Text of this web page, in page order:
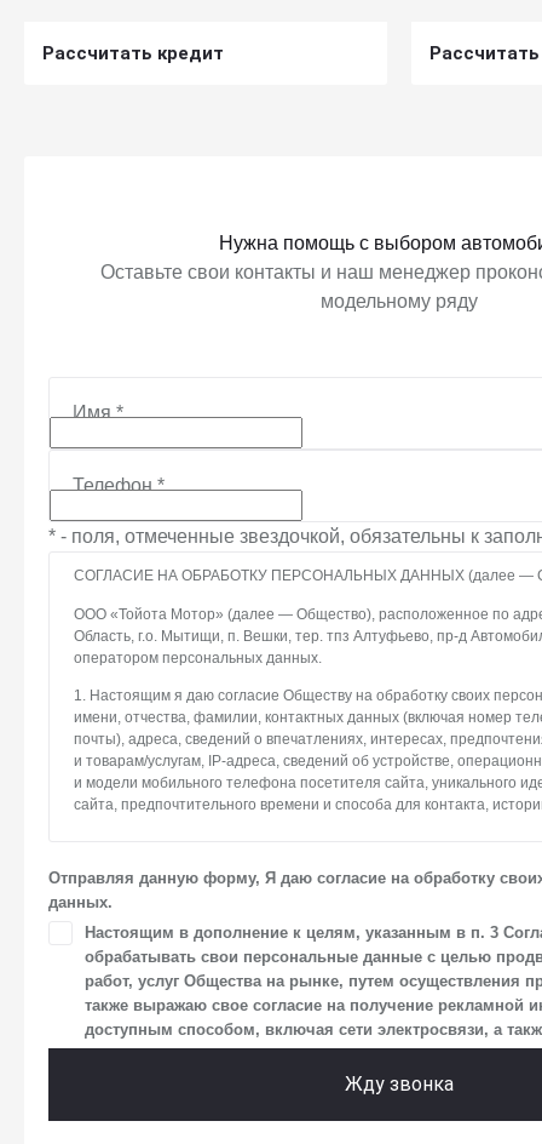
Рассчитать кредит
Нужна помощь с выбором
Оставьте свои контакты и наш менеджер
модельному ряду
Имя*
Телефон*
* - поля, отмеченные звездочкой, обязательны к
СОГЛАСИЕ НА ОБРАБОТКУ ПЕРСОНАЛЬНЫХ ДАННЫХ (далее —
ООО «Тойота Мотор» (далее — Общество), расположенное по
Область, г.о. Мытищи, п. Вешки, тер. тпз Алтуфьево, пр-д
оператором персональных данных.
1. Настоящим я даю согласие Обществу на обработку своих
имени, отчества, фамилии, контактных данных (включая номер
почты), адреса, сведений о впечатлениях, интересах,
и товарам/услугам, IP-адреса, сведений об устройстве,
и модели мобильного телефона посетителя сайта, уникального
сайта, предпочтительного времени и способа для контакта,
использование, передача (предоставление, доступ),
персональных данных. Общество обрабатывает персональные
средств автоматизации.
3. Целью обработки персональных данных является
Общества с посетителями и пользователями сайта.
4. Я даю согласие на передачу моих персональных данных
размещен на сайте в разделе «Юридическая информация».
5. Данное Согласие действует до момента достижения цели
Отправляя данную форму, Я даю согласие на обработку
данных.
Настоящим в дополнение к целям, указанным в п. 3
обрабатывать свои персональные данные с целью
работ, услуг Общества на рынке, путем осуществления
также выражаю свое согласие на получение
доступным способом, включая сети электросвязи, а
Жду звонка